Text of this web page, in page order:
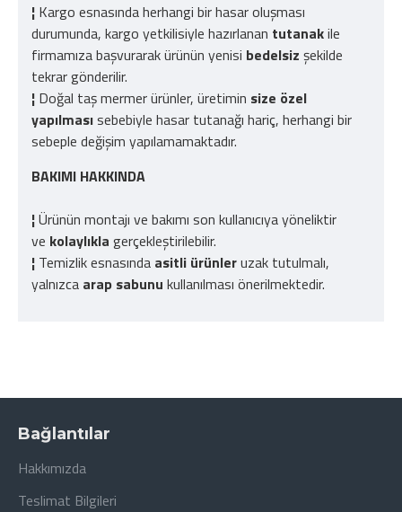
¦ Kargo esnasında herhangi bir hasar oluşması
durumunda, kargo yetkilisiyle hazırlanan tutanakile
firmamıza başvurarak ürünün yenisi bedelsiz şekilde
tekrar gönderilir.
¦ Doğal taş mermer ürünler, üretimin size özel
yapılmasısebebiyle hasar tutanağı hariç, herhangi bir
sebeple değişim yapılamamaktadır.
BAKIMI HAKKINDA
¦Ürünün montajı ve bakımı son kullanıcıya yöneliktir
ve kolaylıkla gerçekleştirilebilir.
¦ Temizlik esnasında asitli ürünleruzak tutulmalı,
yalnızca arap sabunu kullanılması önerilmektedir.
Bağlantılar
Hakkımızda
Teslimat Bilgileri